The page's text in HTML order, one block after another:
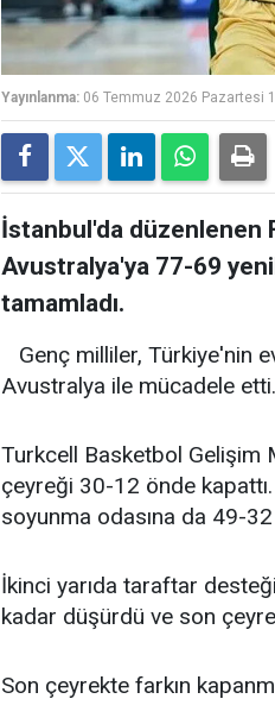
Yayınlanma: 06 Temmuz 2026 Pazartesi
İstanbul'da düzenlenen
Avustralya'ya 77-69
tamamladı.
Genç milliler, Türkiye'nin
Avustralya ile mücadele etti.
Turkcell Basketbol Gelişim
çeyreği 30-12 önde
soyunma odasına da 49-
İkinci yarıda taraftar
kadar düşürdü ve son
Son çeyrekte farkın